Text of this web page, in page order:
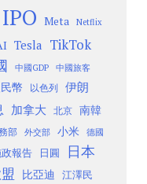
IPO Meta Netflix
Tesla TikTok
中國GDP 中國旅客
幣 以色列 伊朗
加拿大 北京
南韓
部 外交部 小米 德國
報告 日圓 日本
比亞迪 江澤民